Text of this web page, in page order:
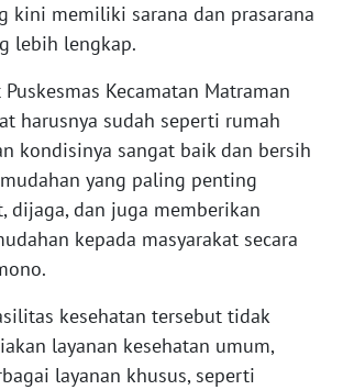
kini memiliki sarana dan prasarana
lebih lengkap.
Kecamatan Matraman
harusnya sudah seperti rumah
kondisinya sangat baik dan bersih
yang paling penting
dijaga, dan juga memberikan
kepada masyarakat secara
kesehatan tersebut tidak
layanan kesehatan umum,
layanan khusus, seperti